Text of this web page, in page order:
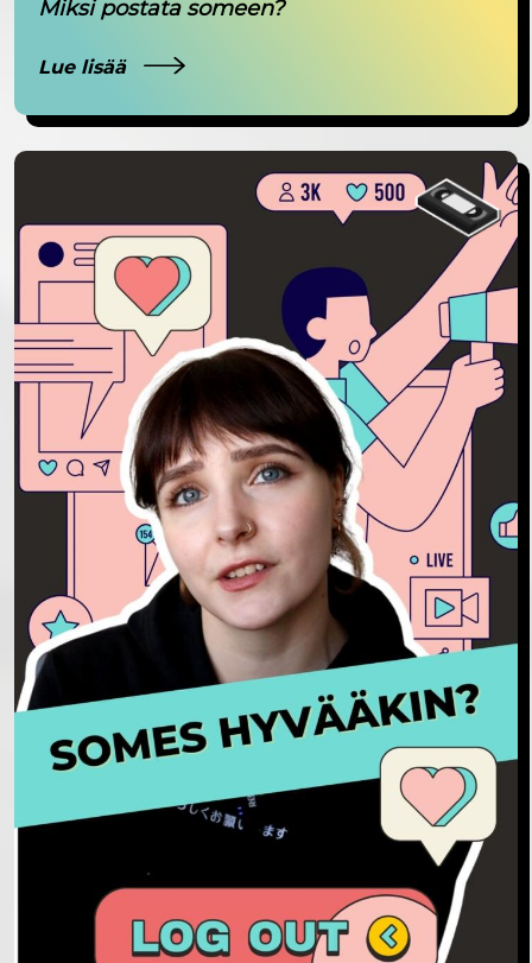
Miksi postata someen?
Lue lisää